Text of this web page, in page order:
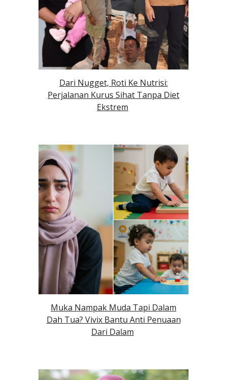
Dari Nugget, Roti Ke Nutrisi:
Perjalanan Kurus Sihat Tanpa Diet
Ekstrem
Muka Nampak Muda Tapi Dalam
Dah Tua? Vivix Bantu Anti Penuaan
Dari Dalam